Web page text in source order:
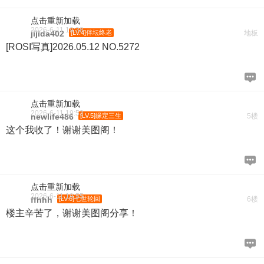
点击重新加载
地板
jijida402 [LV.4]伴坛终老
2026-6-11 19:38
[ROSI写真]2026.05.12 NO.5272
点击重新加载
5楼
newlife486 [LV.5]缘定三生
2026-6-11 19:53
这个我收了！谢谢美图阁！
点击重新加载
6楼
ffhhh [LV.6]七世轮回
2026-6-11 19:55
楼主辛苦了，谢谢美图阁分享！